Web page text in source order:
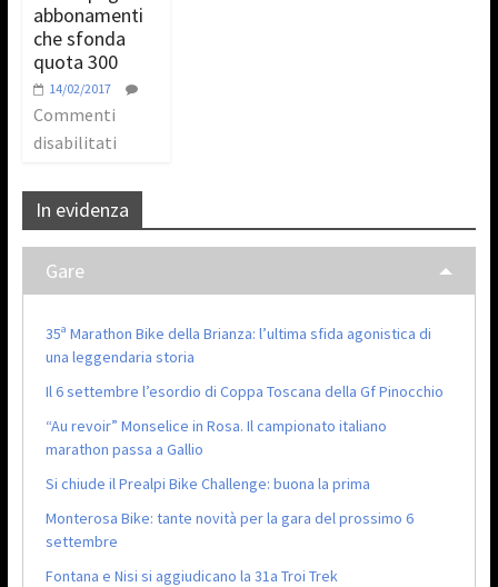
abbonamenti
che sfonda
quota 300
14/02/2017
Commenti
disabilitati
In evidenza
Gare
35ª Marathon Bike della Brianza: l’ultima sfida agonistica di
una leggendaria storia
Il 6 settembre l’esordio di Coppa Toscana della Gf Pinocchio
“Au revoir” Monselice in Rosa. Il campionato italiano
marathon passa a Gallio
Si chiude il Prealpi Bike Challenge: buona la prima
Monterosa Bike: tante novità per la gara del prossimo 6
settembre
Fontana e Nisi si aggiudicano la 31a Troi Trek